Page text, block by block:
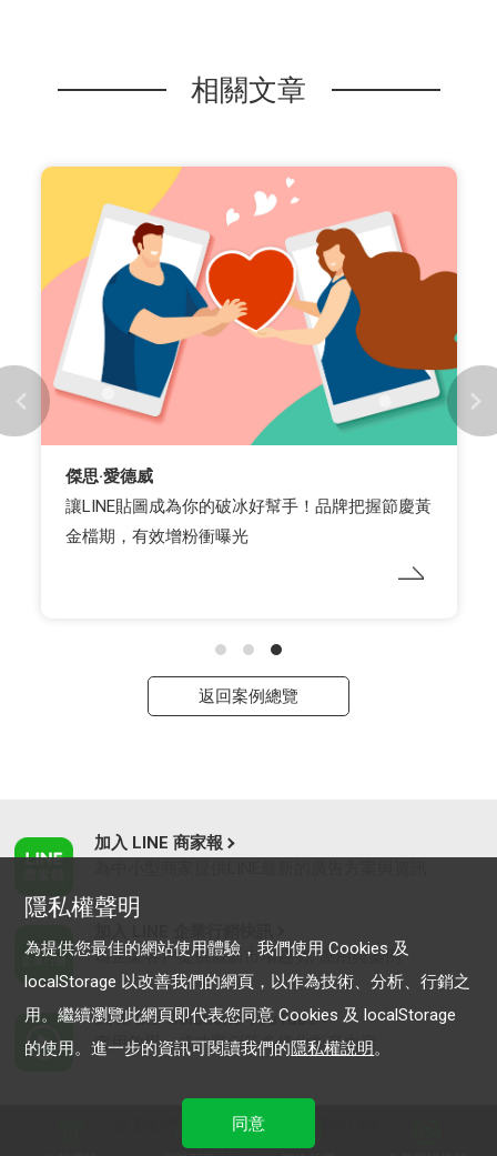
相關文章
傑思·愛德威
讓LINE貼圖成為你的破冰好幫手！品牌把握節慶黃
金檔期，有效增粉衝曝光
返回案例總覽
加入 LINE 商家報
為企業客戶提供最新市場趨勢, 應用與案例
LINE Biz-Solutions YouTube
實用教學、成功案例等多樣化影音內容
服務條款
隱私權聲明
為提供您最佳的網站使用體驗，我們使用 Cookies 及
localStorage 以改善我們的網頁，以作為技術、分析、行銷之
用。繼續瀏覽此網頁即代表您同意 Cookies 及 localStorage
的使用。進一步的資訊可閱讀我們的隱私權說明。
同意